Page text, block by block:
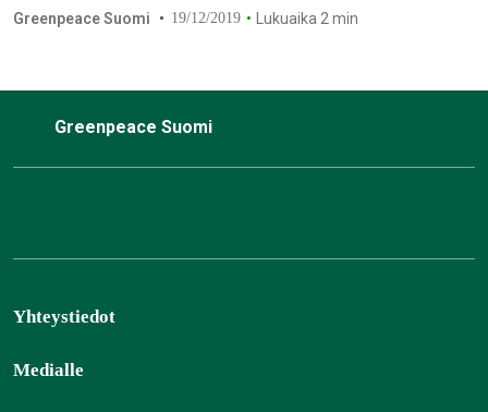
Greenpeace Suomi 19/12/2019 Lukuaika 2 min
Greenpeace Suomi
Yhteystiedot
Medialle